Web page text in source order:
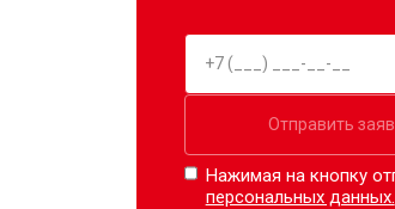
Отправить
Нажимая на кнопку
персональных данных.